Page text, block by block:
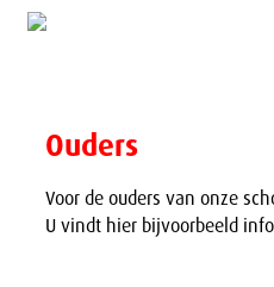
Ouders
Voor de ouders van onze
U vindt hier bijvoorbeeld